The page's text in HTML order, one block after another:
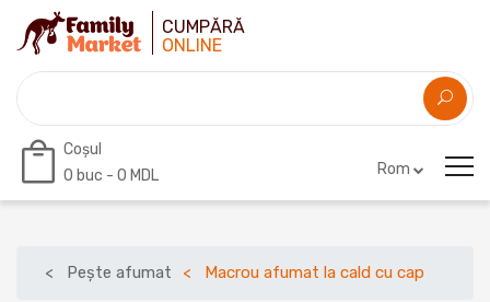
CUMPĂRĂ
ONLINE
Coșul
0 buc - 0 MDL Rom
Pește afumat Macrou afumat la cald cu cap